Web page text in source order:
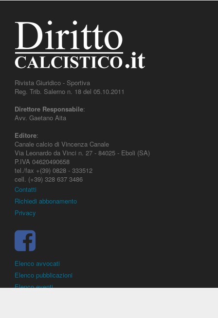
Rivista Giuridico - Sportiva
Reg. Trib. Salerno n. 18 del 05.10.2011
Direttore Responsabile:
Avv. Gaetano Aita
Editore:
Canale calcio di Vincenza Canale
Via Leonardo da Vinci n. 27 - 84025 - Eboli (SA)
P.IVA 04620490658
tel./fax +(39) 0828 - 333512
cell. (+39) 328 637 3486
Contatti
Richiedi abbonamento
Privacy
Elenco avvocati
Elenco pubblicazioni
Elenco eventi